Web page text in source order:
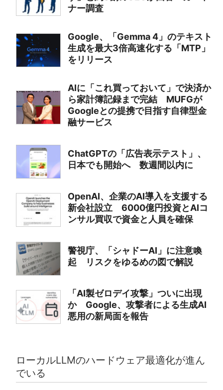
ナー調査
Google、「Gemma 4」のテキスト
生成を最大3倍高速化する「MTP」
をリリース
AIに「これ買っておいて」で決済か
ら家計簿記録まで完結 MUFGが
Googleとの提携で目指す自律型金
融サービス
ChatGPTの「広告表示テスト」、
日本でも開始へ 数週間以内に
OpenAI、企業のAI導入を支援する
新会社設立 6000億円投資とAIコ
ンサル買収で資金と人員を確保
警視庁、「シャドーAI」に注意喚
起 リスクをゆるめの図で解説
「AI製ゼロデイ攻撃」ついに出現
か Google、攻撃者による生成AI
悪用の新局面を報告
ローカルLLMのハードウェア最適化が進ん
でいる